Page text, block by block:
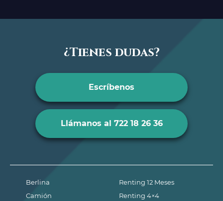
¿Tienes dudas?
Escríbenos
Llámanos al 722 18 26 36
Berlina
Camión
Renting 12 Meses
Renting 4×4